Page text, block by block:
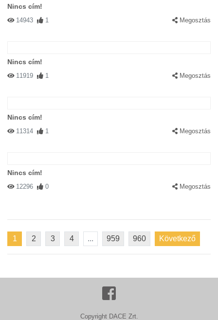
Nincs cím!
14943 1 Megosztás
Nincs cím!
11919 1 Megosztás
Nincs cím!
11314 1 Megosztás
Nincs cím!
12296 0 Megosztás
1 2 3 4 ... 959 960 Következő
Copyright DACE Zrt.